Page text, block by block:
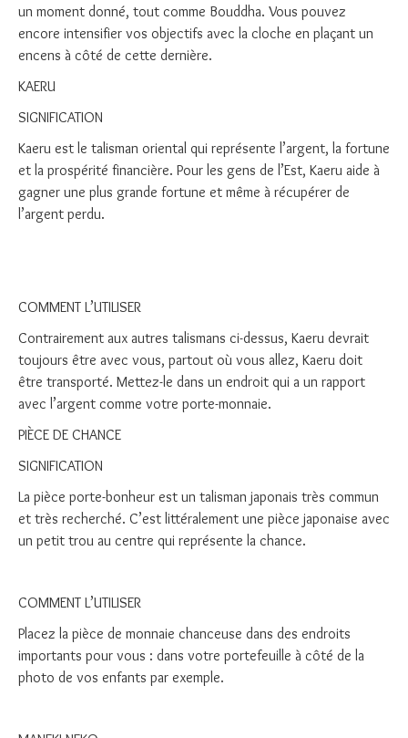
un moment donné, tout comme Bouddha. Vous pouvez
encore intensifier vos objectifs avec la cloche en plaçant un
encens à côté de cette dernière.
KAERU
SIGNIFICATION
Kaeru est le talisman oriental qui représente l’argent, la fortune
et la prospérité financière. Pour les gens de l’Est, Kaeru aide à
gagner une plus grande fortune et même à récupérer de
l’argent perdu.
COMMENT L’UTILISER
Contrairement aux autres talismans ci-dessus, Kaeru devrait
toujours être avec vous, partout où vous allez, Kaeru doit
être transporté. Mettez-le dans un endroit qui a un rapport
avec l’argent comme votre porte-monnaie.
PIÈCE DE CHANCE
SIGNIFICATION
La pièce porte-bonheur est un talisman japonais très commun
et très recherché. C’est littéralement une pièce japonaise avec
un petit trou au centre qui représente la chance.
COMMENT L’UTILISER
Placez la pièce de monnaie chanceuse dans des endroits
importants pour vous : dans votre portefeuille à côté de la
photo de vos enfants par exemple.